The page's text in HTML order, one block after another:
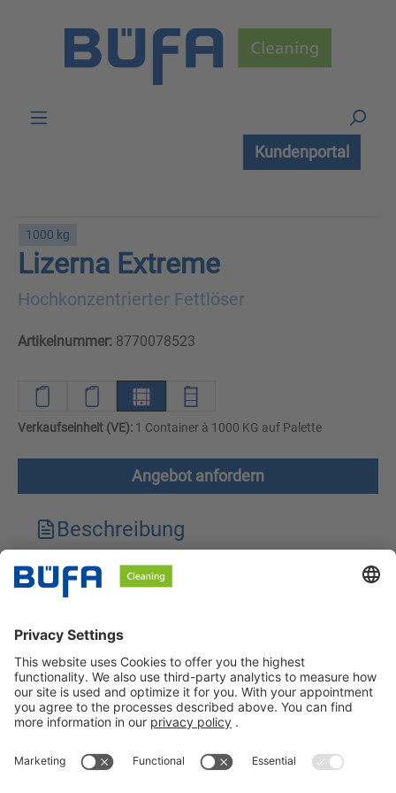
Kundenportal
1000 kg
Lizerna Extreme
Hochkonzentrierter Fettlöser
Artikelnummer: 8770078523
Verkaufseinheit (VE): 1 Container à 1000 KG auf Palette
Angebot anfordern
Beschreibung
Technische Merkmale
Sicherheitshinweise